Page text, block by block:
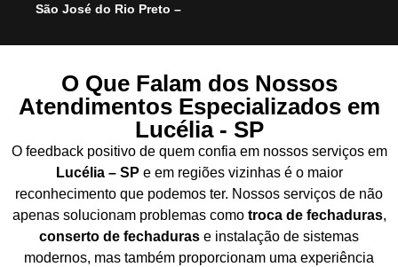
São José do Rio Preto –
O Que Falam dos Nossos
Atendimentos Especializados em
Lucélia - SP
O feedback positivo de quem confia em nossos serviços em
Lucélia – SP e em regiões vizinhas é o maior
reconhecimento que podemos ter. Nossos serviços de não
apenas solucionam problemas como troca de fechaduras,
conserto de fechaduras e instalação de sistemas
modernos, mas também proporcionam uma experiência